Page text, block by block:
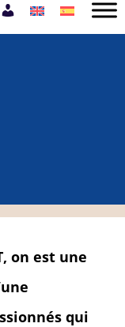
on est une
qui